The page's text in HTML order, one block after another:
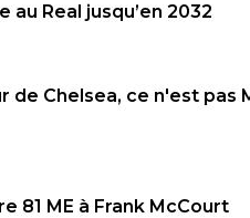
Real jusqu’en 2032
de Chelsea, ce n'est pas
81 ME à Frank McCourt